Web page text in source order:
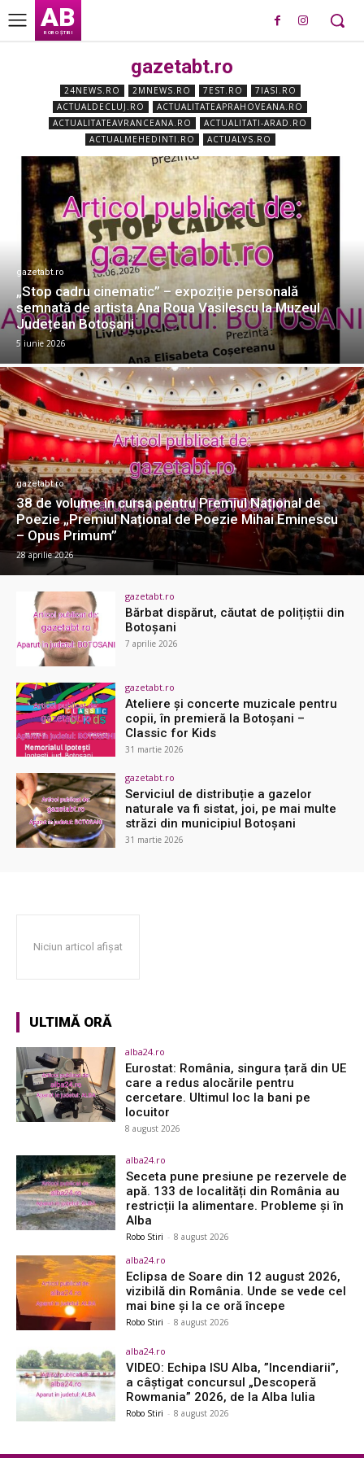
AB
ROBO ȘTIRI
gazetabt.ro
24NEWS.RO 2MNEWS.RO 7EST.RO
7IASI.RO
ACTUALDECLUJ.RO
ACTUALITATEAPRAHOVEANA.RO
ACTUALITATEAVRANCEANA.RO
ACTUALITATI-ARAD.RO
ACTUALMEHEDINTI.RO
ACTUALVS.RO
gazetabt.ro
„Stop cadru cinematic” – expoziție personală
semnată de artista Ana Roua Vasilescu la Muzeul
Județean Botoșani
5 iunie 2026
gazetabt.ro
38 de volume în cursa pentru Premiul Național de
Poezie „Premiul Național de Poezie Mihai Eminescu
– Opus Primum”
28 aprilie 2026
gazetabt.ro
Bărbat dispărut, căutat de polițiștii din
Botoșani
7 aprilie 2026
gazetabt.ro
Ateliere și concerte muzicale pentru
copii, în premieră la Botoșani –
Classic for Kids
31 martie 2026
gazetabt.ro
Serviciul de distribuție a gazelor
naturale va fi sistat, joi, pe mai multe
străzi din municipiul Botoșani
31 martie 2026
Niciun articol afișat
ULTIMĂ ORĂ
alba24.ro
Eurostat: România, singura țară din UE
care a redus alocările pentru
cercetare. Ultimul loc la bani pe
locuitor
8 august 2026
alba24.ro
Seceta pune presiune pe rezervele de
apă. 133 de localități din România au
restricții la alimentare. Probleme și în
Alba
Robo Stiri - 8 august 2026
alba24.ro
Eclipsa de Soare din 12 august 2026,
vizibilă din România. Unde se vede cel
mai bine și la ce oră începe
Robo Stiri - 8 august 2026
alba24.ro
VIDEO: Echipa ISU Alba, ”Incendiarii”,
a câștigat concursul „Descoperă
Rowmania” 2026, de la Alba Iulia
Robo Stiri - 8 august 2026